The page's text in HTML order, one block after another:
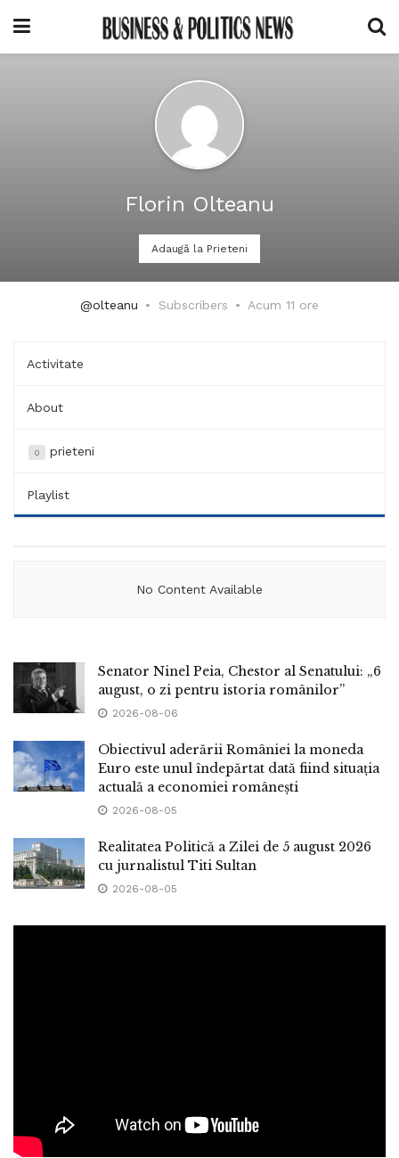
Florin Olteanu
Adaugă la Prieteni
@olteanu Subscribers Acum 11 ore
Activitate
About
0 prieteni
Playlist
No Content Available
Senator Ninel Peia, Chestor al Senatului: „6
august, o zi pentru istoria românilor”
2026-08-06
Obiectivul aderării României la moneda
Euro este unul îndepărtat dată fiind situația
actuală a economiei românești
2026-08-05
Realitatea Politică a Zilei de 5 august 2026
cu jurnalistul Titi Sultan
2026-08-05